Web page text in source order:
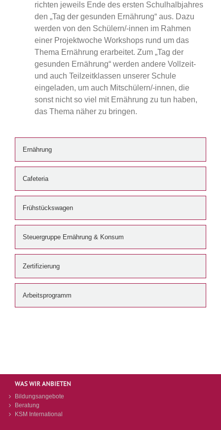
richten jeweils Ende des ersten Schulhalbjahres
den „Tag der gesunden Ernährung“ aus. Dazu
werden von den Schülern/-innen im Rahmen
einer Projektwoche Workshops rund um das
Thema Ernährung erarbeitet. Zum „Tag der
gesunden Ernährung“ werden andere Vollzeit-
und auch Teilzeitklassen unserer Schule
eingeladen, um auch Mitschülern/-innen, die
sonst nicht so viel mit Ernährung zu tun haben,
das Thema näher zu bringen.
Ernährung
Cafeteria
Frühstückswagen
Steuergruppe Ernährung & Konsum
Zertifizierung
Arbeitsprogramm
WAS WIR ANBIETEN
Bildungsangebote
Beratung
KSM International